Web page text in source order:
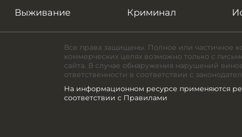
Выживание Криминал
Все права защищены. Полное или частичное
коммерческих целях возможно только с
сайта. В случае обнаружения нарушений
ответственности в соответствии с
На информационном ресурсе применяются
соответствии с Правилами